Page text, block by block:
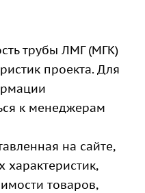
трубы ЛМГ (МГК)
проекта. Для
к менеджерам
на сайте,
характеристик,
товаров,